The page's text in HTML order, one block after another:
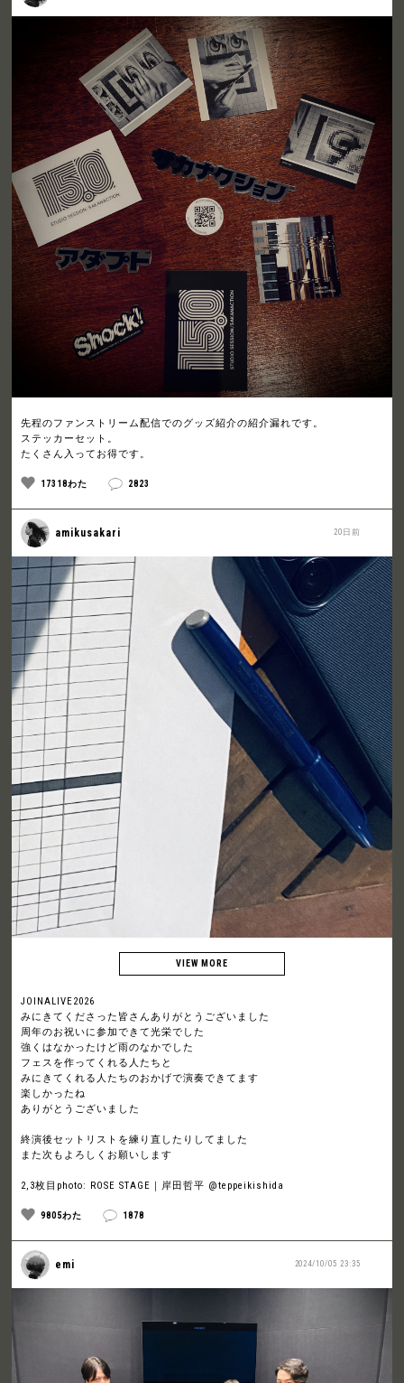
先程のファンストリーム配信でのグッズ紹介の紹介漏れです。
ステッカーセット。
たくさん入ってお得です。
17318わた 2823
20日前
amikusakari
JOINALIVE2026
みにきてくださった皆さんありがとうございました
周年のお祝いに参加できて光栄でした
強くはなかったけど雨のなかでした
フェスを作ってくれる人たちと
みにきてくれる人たちのおかげで演奏できてます
楽しかったね
ありがとうございました
終演後セットリストを練り直したりしてました
また次もよろしくお願いします
2,3枚目photo: ROSE STAGE｜岸田哲平 @teppeikishida
9805わた 1878
2024/10/05 23:35
emi